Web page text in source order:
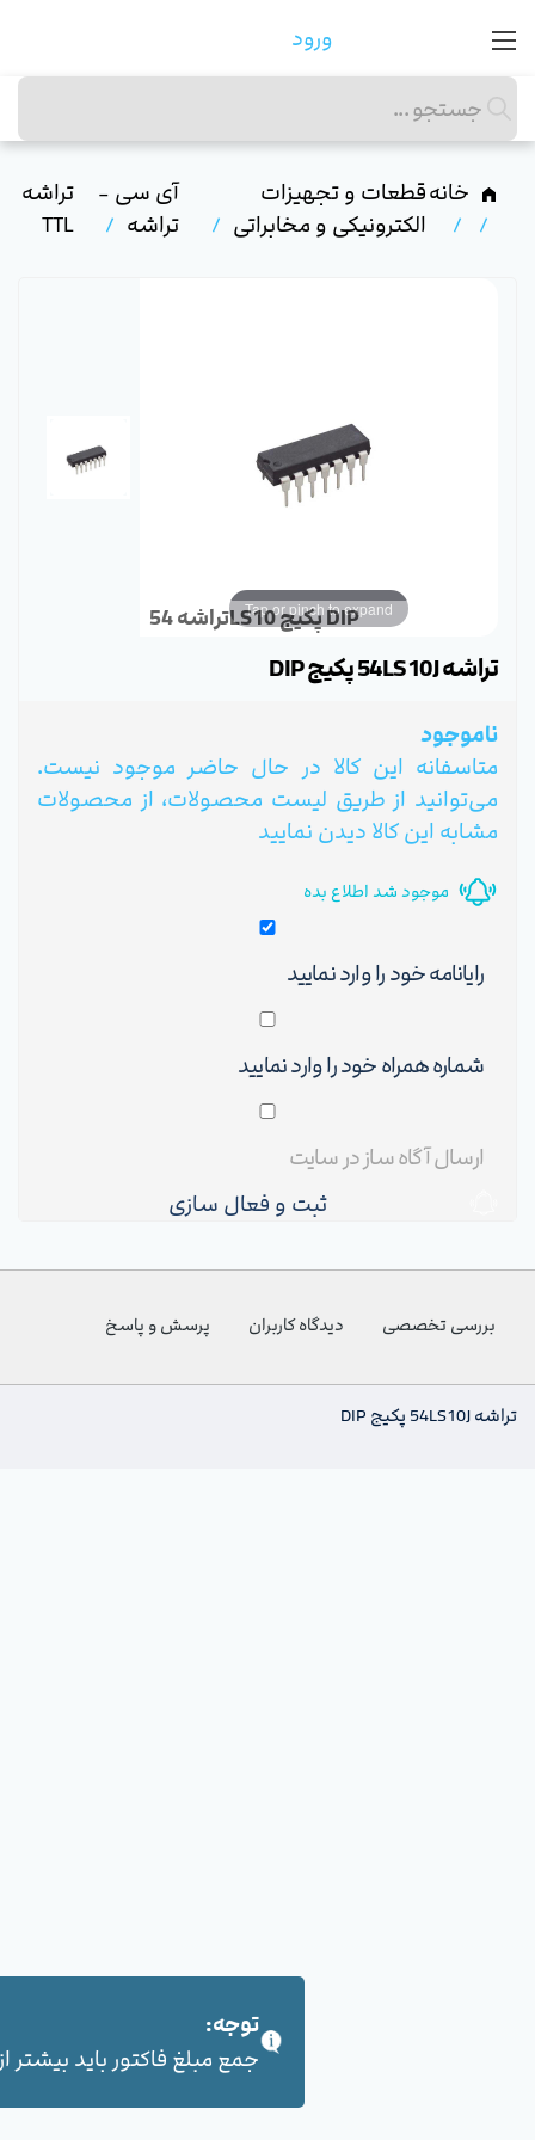
ورود
خانهقطعات و تجهیزات
الکترونیکی و مخابراتی
آی سی -
تراشه
تراشه
TTL
توجه:
جمع مبلغ فاکتور باید بیشتر از 100,000 هزار تومان
تراشه 54LS10 پکیج DIP
Tap or pinch to expand
تراشه 54LS10J پکیج DIP
ناموجود
متاسفانه این کالا در حال حاضر موجود نیست.
می‌توانید از طریق لیست محصولات، از محصولات
مشابه این کالا دیدن نمایید
موجود شد اطلاع بده
ثبت و فعال سازی
بررسی تخصصی دیدگاه کاربران پرسش و پاسخ
تراشه 54LS10J پکیج DIP